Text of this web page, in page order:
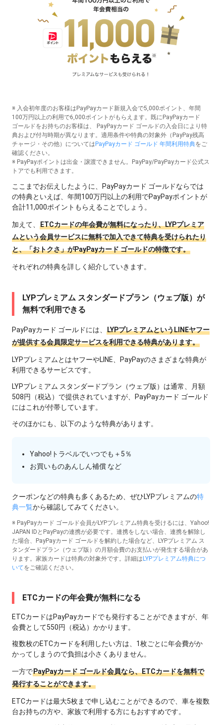
※ 入会初年度のお客様はPayPayカード新規入会で5,000ポイント、年間
100万円以上の利用で6,000ポイントがもらえます。既にPayPayカード
ゴールドをお持ちのお客様は、 PayPayカード ゴールドの入会日により特
典および付与時期が異なります。適用条件や特典の対象外（PayPay残高
チャージ・その他）についてはPayPayカード ゴールド 年間利用特典をご
確認ください。
※ PayPayポイントは出金・譲渡できません。PayPay/PayPayカード公式ス
トアでも利用できます。
ここまでお伝えしたように、PayPayカード ゴールドならでは
の特典といえば、年間100万円以上の利用でPayPayポイントが
合計11,000ポイントもらえることでしょう。
加えて、 ETCカードの年会費が無料になったり、LYPプレミア
ムという会員サービスに無料で加入できて特典を受けられたり
と、「おトクさ」がPayPayカード ゴールドの特徴です。
それぞれの特典を詳しく紹介していきます。
LYPプレミアム スタンダードプラン（ウェブ版）が
無料で利用できる
PayPayカード ゴールドには、 LYPプレミアムというLINEヤフー
が提供する会員限定サービスを利用できる特典があります。
LYPプレミアムとはヤフーやLINE、PayPayのさまざまな特典が
利用できるサービスです。
LYPプレミアム スタンダードプラン（ウェブ版）は通常、月額
508円（税込）で提供されていますが、PayPayカード ゴールド
にはこれが付帯しています。
そのほかにも、以下のような特典があります。
Yahoo!トラベルでいつでも＋5％
お買いものあんしん補償 など
クーポンなどの特典も多くあるため、ぜひLYPプレミアムの特
典一覧から確認してみてください。
※ PayPayカード ゴールド会員がLYPプレミアム特典を受けるには、Yahoo!
JAPAN IDとPayPayの連携が必要です。連携をしない場合、連携を解除し
た場合、PayPayカード ゴールドを解約した場合など、LYPプレミアム ス
タンダードプラン（ウェブ版）の月額会費のお支払いが発生する場合があ
ります。家族カードは特典の対象外です。詳細はLYPプレミアム特典につ
いてをご確認ください。
ETCカードの年会費が無料になる
ETCカードはPayPayカードでも発行することができますが、年
会費として550円（税込）かかります。
複数枚のETCカードを利用したい方は、1枚ごとに年会費がか
かってしまうので負担は小さくありません。
一方でPayPayカード ゴールド会員なら、ETCカードを無料で
発行することができます。
ETCカードは最大5枚まで申し込むことができるので、車を複数
台お持ちの方や、家族で利用する方にもおすすめです。